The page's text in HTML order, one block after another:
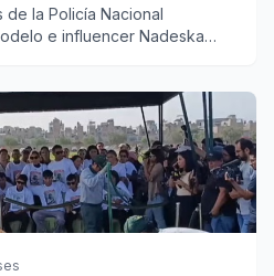
de la Policía Nacional
e influencer Nadeska